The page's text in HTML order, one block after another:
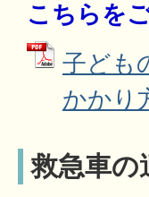
こちらを
子ども
かかり
救急車の